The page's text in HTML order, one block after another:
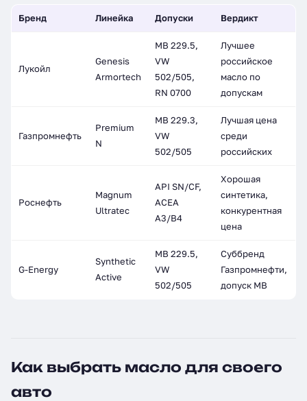
Бренд Линейка Допуски Вердикт
Лукойл
Genesis
Armortech
MB 229.5,
VW
502/505,
RN 0700
Лучшее
российское
масло по
допускам
Газпромнефть
Premium
N
MB 229.3,
VW
502/505
Лучшая цена
среди
российских
Роснефть
Magnum
Ultratec
API SN/CF,
ACEA
A3/B4
Хорошая
синтетика,
конкурентная
цена
G-Energy
Synthetic
Active
MB 229.5,
VW
502/505
Суббренд
Газпромнефти,
допуск MB
Как выбрать масло для своего
авто